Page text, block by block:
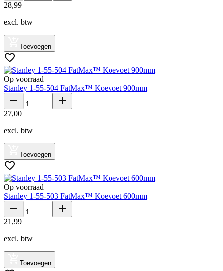
28,99
excl. btw
Toevoegen
Op voorraad
Stanley 1-55-504 FatMax™ Koevoet 900mm
27,00
excl. btw
Toevoegen
Op voorraad
Stanley 1-55-503 FatMax™ Koevoet 600mm
21 ,99
excl. btw
Toevoegen